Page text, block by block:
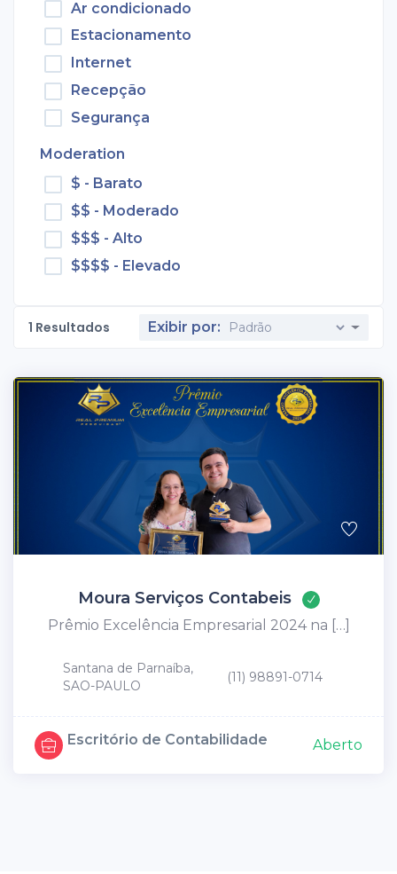
Ar condicionado
Estacionamento
Internet
Recepção
Segurança
Moderation
$ - Barato
$$ - Moderado
$$$ - Alto
$$$$ - Elevado
1 Resultados Exibir por:
Moura Serviços Contabeis
Prêmio Excelência Empresarial 2024 na […]
Santana de Parnaíba,
SAO-PAULO
(11) 98891-0714
Escritório de Contabilidade Aberto